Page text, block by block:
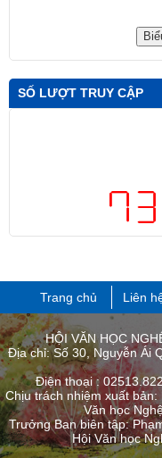
SỐ LƯỢT TRUY CẬP
Trang chủ Liên
HỘI VĂN HỌC
Địa chỉ: Số 30, Nguyễn Ái
Điện thoại :
Chịu trách nhiệm xuất
Văn học
Trưởng Ban biên tập:
Hội Văn học